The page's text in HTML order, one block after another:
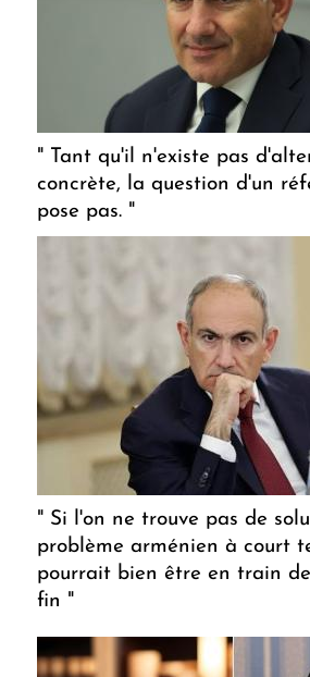
" Tant qu'il n'existe pas
concrète, la question d'un
pose pas. "
" Si l'on ne trouve pas de
problème arménien à court
pourrait bien être en train
fin "